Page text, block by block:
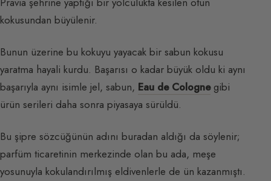
kokusundan büyülenir.
Bunun üzerine bu kokuyu yayacak bir sabun kokusu
yaratma hayali kurdu. Başarısı o kadar büyük oldu ki aynı
başarıyla aynı isimle jel, sabun, Eau de Colognegibi
ürün serileri daha sonra piyasaya sürüldü.
Bu şipre sözcüğünün adını buradan aldığı da söylenir;
parfüm ticaretinin merkezinde olan bu ada, meşe
yosunuyla kokulandırılmış eldivenlerle de ün kazanmıştı.